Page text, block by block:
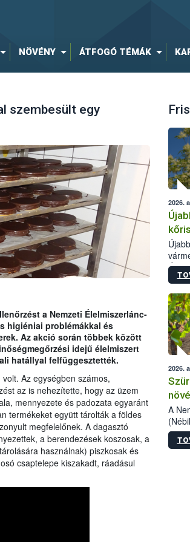
NÖVÉNY ÁTFOGÓ TÉMÁK
szembesült egy
a Nemzeti Élelmiszerlánc-
higiéniai problémákkal és
Az akció során többek között
idejű élelmiszert
hatállyal felfüggesztették.
Az egységben számos,
az is nehezítette, hogy az üzem
mennyezete és padozata egyaránt
termékeket együtt tárolták a földes
megfelelőnek. A dagasztó
a berendezések koszosak, a
használnak) piszkosak és
csaptelepe kiszakadt, ráadásul
2026.
2026.
A